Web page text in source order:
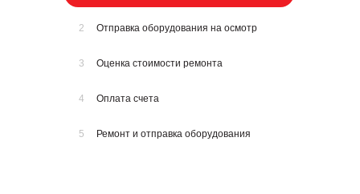
2 Отправка оборудования на осмотр
3 Оценка стоимости ремонта
4 Оплата счета
5 Ремонт и отправка оборудования